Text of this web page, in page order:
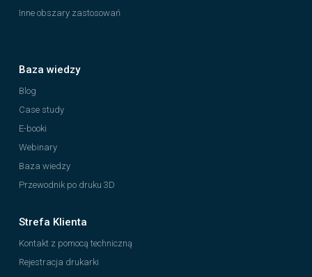
Inne obszary zastosowań
Baza wiedzy
Blog
Case study
E-booki
Webinary
Baza wiedzy
Przewodnik po druku 3D
Strefa Klienta
Kontakt z pomocą techniczną
Rejestracja drukarki